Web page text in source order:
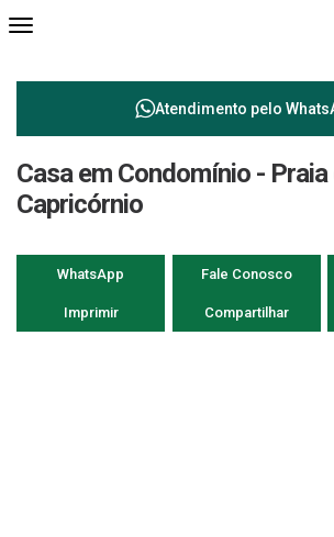
Atendimento pelo
Casa em Condomínio - Praia
Capricórnio
WhatsApp Fale Conosco
Imprimir Compartilhar